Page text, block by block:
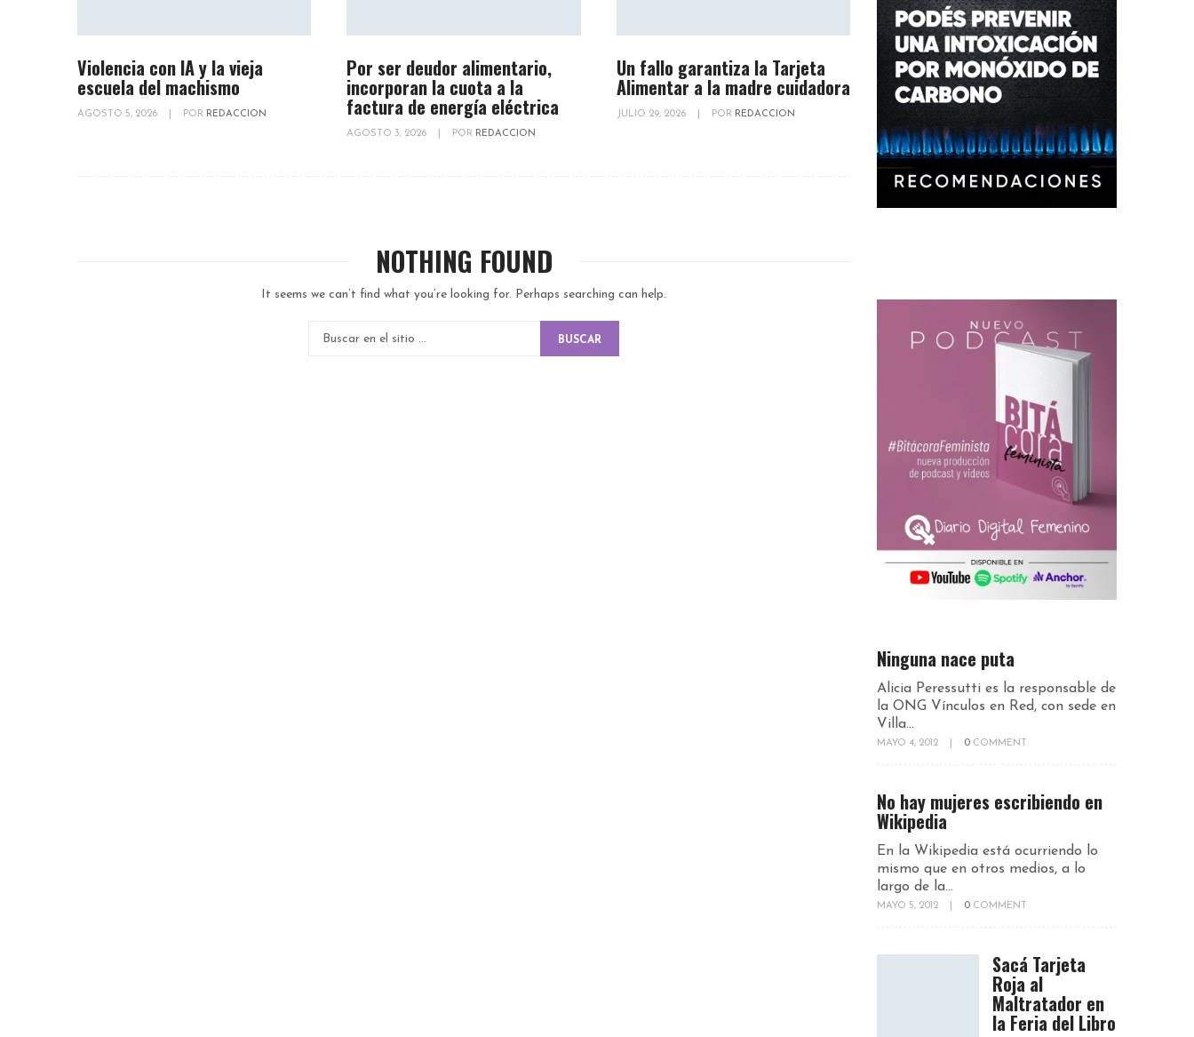
Violencia con IA y la vieja
escuela del machismo
AGOSTO 5, 2026 POR REDACCION
Por ser deudor alimentario,
incorporan la cuota a la
factura de energía eléctrica
AGOSTO 3, 2026 POR REDACCION
Un fallo garantiza la Tarjeta
Alimentar a la madre cuidadora
JULIO 29, 2026 POR REDACCION
NOTHING FOUND
It seems we can’t find what you’re looking for. Perhaps searching can help.
BUSCAR
Ninguna nace puta
Alicia Peressutti es la responsable de
la ONG Vínculos en Red, con sede en
Villa...
MAYO 4, 2012 0 COMMENT
No hay mujeres escribiendo en
Wikipedia
En la Wikipedia está ocurriendo lo
mismo que en otros medios, a lo
largo de la...
MAYO 5, 2012 0 COMMENT
Sacá Tarjeta
Roja al
Maltratador en
la Feria del Libro